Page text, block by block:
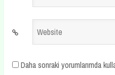
Website
Daha sonraki yorumlarımda